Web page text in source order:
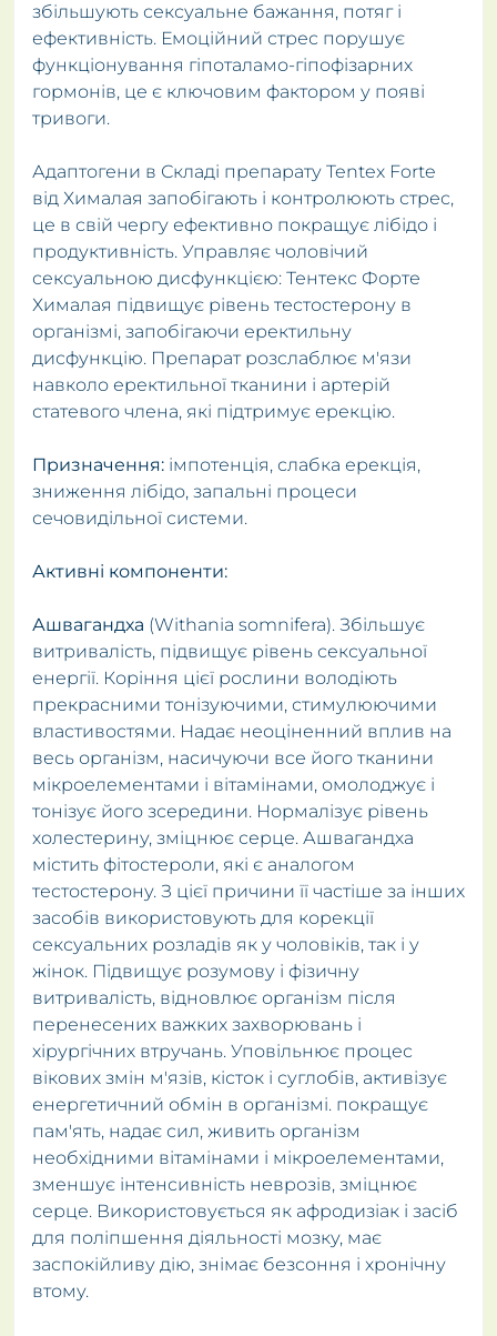
збільшують сексуальне бажання, потяг і
ефективність. Емоційний стрес порушує
функціонування гіпоталамо-гіпофізарних
гормонів, це є ключовим фактором у появі
тривоги.
Адаптогени в Складі препарату Tentex Forte
від Хималая запобігають і контролюють стрес,
це в свій чергу ефективно покращує лібідо і
продуктивність. Управляє чоловічий
сексуальною дисфункцією: Тентекс Форте
Хималая підвищує рівень тестостерону в
організмі, запобігаючи еректильну
дисфункцію. Препарат розслаблює м'язи
навколо еректильної тканини і артерій
статевого члена, які підтримує ерекцію.
Призначення: імпотенція, слабка ерекція,
зниження лібідо, запальні процеси
сечовидільної системи.
Активні компоненти:
Ашвагандха (Withania somnifera). Збільшує
витривалість, підвищує рівень сексуальної
енергії. Коріння цієї рослини володіють
прекрасними тонізуючими, стимулюючими
властивостями. Надає неоціненний вплив на
весь організм, насичуючи все його тканини
мікроелементами і вітамінами, омолоджує і
тонізує його зсередини. Нормалізує рівень
холестерину, зміцнює серце. Ашвагандха
містить фітостероли, які є аналогом
тестостерону. З цієї причини її частіше за інших
засобів використовують для корекції
сексуальних розладів як у чоловіків, так і у
жінок. Підвищує розумову і фізичну
витривалість, відновлює організм після
перенесених важких захворювань і
хірургічних втручань. Уповільнює процес
вікових змін м'язів, кісток і суглобів, активізує
енергетичний обмін в організмі. покращує
пам'ять, надає сил, живить організм
необхідними вітамінами і мікроелементами,
зменшує інтенсивність неврозів, зміцнює
серце. Використовується як афродизіак і засіб
для поліпшення діяльності мозку, має
заспокійливу дію, знімає безсоння і хронічну
втому.